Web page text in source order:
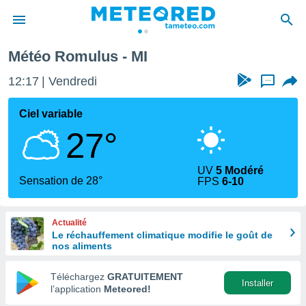
de
en
Météo Romulus - MI
12:17 Vendredi ...
Ciel variable
27°
Sensation de 28°
UV5 Modéré
FPS6-10
Actualité
Le réchauffement climatique modifie le goût de
nos aliments
Téléchargez GRATUITEMENT
l’application Meteored!
Installer